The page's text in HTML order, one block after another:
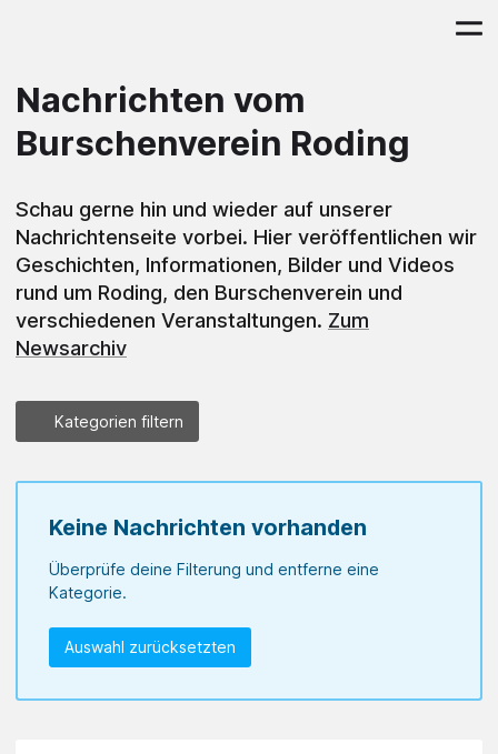
Nachrichten vom
Burschenverein Roding
Schau gerne hin und wieder auf unserer
Nachrichtenseite vorbei. Hier veröffentlichen wir
Geschichten, Informationen, Bilder und Videos
rund um Roding, den Burschenverein und
verschiedenen Veranstaltungen. Zum
Newsarchiv
Kategorien filtern
Keine Nachrichten vorhanden
Überprüfe deine Filterung und entferne eine
Kategorie.
Auswahl zurücksetzten